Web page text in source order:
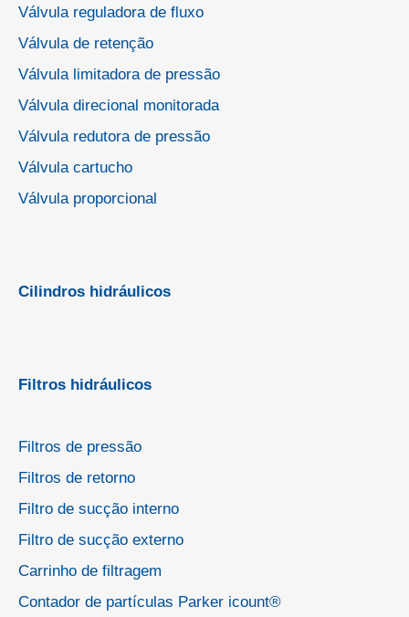
Válvula reguladora de fluxo
Válvula de retenção
Válvula limitadora de pressão
Válvula direcional monitorada
Válvula redutora de pressão
Válvula cartucho
Válvula proporcional
Cilindros hidráulicos
Filtros hidráulicos
Filtros de pressão
Filtros de retorno
Filtro de sucção interno
Filtro de sucção externo
Carrinho de filtragem
Contador de partículas Parker icount®